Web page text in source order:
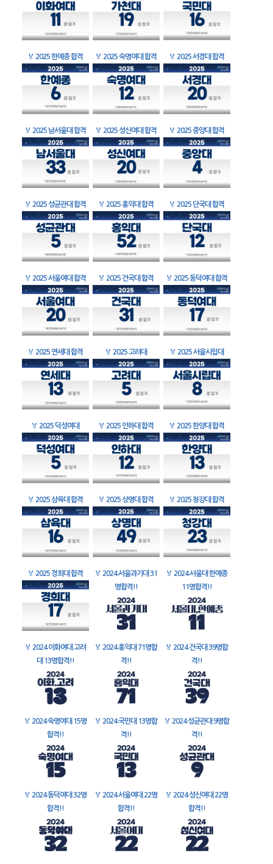
🏅 2025 한예종 합격 🏅 2025 숙명여대 합격 🏅 2025 서경대 합격
🏅 2025 남서울대 합격 🏅 2025 성신여대 합격 🏅 2025 중앙대 합격
🏅 2025 성균관대 합격 🏅 2025 홍익대 합격 🏅 2025 단국대 합격
🏅 2025 서울여대 합격 🏅 2025 건국대 합격 🏅 2025 동덕여대 합격
🏅 2025 연세대 합격 🏅 2025 고려대 🏅 2025 서울시립대
🏅 2025 덕성여대 🏅 2025 인하대 합격 🏅 2025 한양대 합격
🏅 2025 삼육대 합격 🏅 2025 상명대 합격 🏅 2025 청강대 합격
🏅 2025 경희대 합격 🏅 2024 서울과기대 31
명합격!!
🏅 2024 서울대 한예종
11명합격!!
🏅 2024 이화여대 고려
대 13명합격!!
🏅 2024 홍익대 71명합
격!!
🏅 2024 건국대 39명합
격!!
🏅 2024 숙명여대 15명
합격!!
🏅 2024 국민대 13명합
격!!
🏅 2024 성균관대 9명합
격!!
🏅 2024 동덕여대 32명
합격!!
🏅 2024 서울여대 22명
합격!!
🏅 2024 성신여대 22명
합격!!